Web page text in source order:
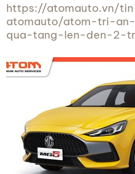
https://atomauto.vn/
atomauto/atom-tri-
qua-tang-len-den-2-